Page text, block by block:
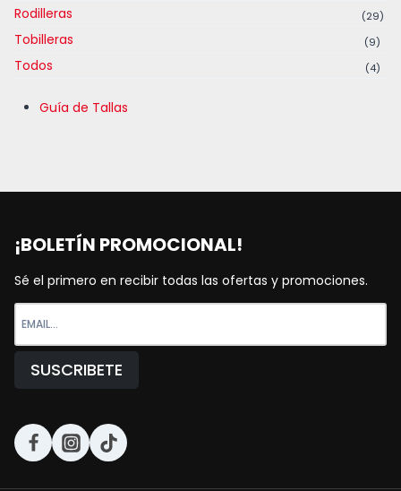
Rodilleras (29)
Tobilleras (9)
Todos (4)
Guía de Tallas
¡BOLETÍN PROMOCIONAL!
Sé el primero en recibir todas las ofertas y promociones.